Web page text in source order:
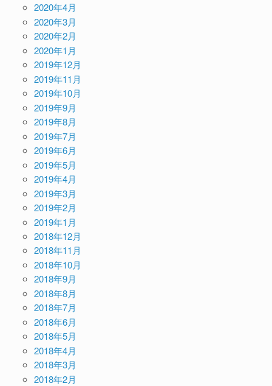
2020年4月
2020年3月
2020年2月
2020年1月
2019年12月
2019年11月
2019年10月
2019年9月
2019年8月
2019年7月
2019年6月
2019年5月
2019年4月
2019年3月
2019年2月
2019年1月
2018年12月
2018年11月
2018年10月
2018年9月
2018年8月
2018年7月
2018年6月
2018年5月
2018年4月
2018年3月
2018年2月